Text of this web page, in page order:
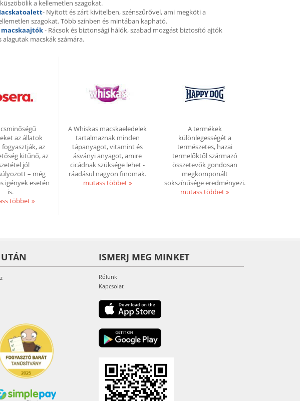
a kellemetlen szagokat.
- Nyitott és zárt kivitelben, szénszűrővel, ami megköti a
szagokat. Több színben és mintában kapható.
macskaajtók- Rácsok és biztonsági hálók, szabad mozgást biztosító ajtók
alagutak macskák számára.
az állatok
fogyasztják, az
kitűnő, az
jól
– még
igények esetén
is.
többet »
A Whiskas macskaeledelek
tartalmaznak minden
tápanyagot, vitamint és
ásványi anyagot, amire
cicádnak szüksége lehet -
ráadásul nagyon finomak.
mutass többet »
A termékek
különlegességét a
természetes, hazai
termelőktől származó
összetevők gondosan
megkomponált
sokszínűsége eredményezi.
mutass többet »
ISMERJ MEG MINKET
Rólunk
Kapcsolat